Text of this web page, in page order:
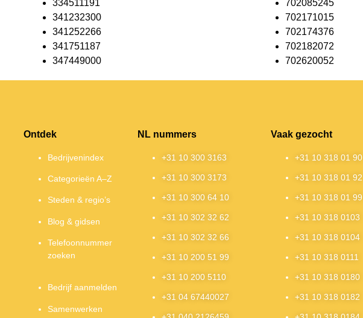
334511191
341232300
341252266
341751187
347449000
702085245
702171015
702174376
702182072
702620052
Ontdek
Bedrijvenindex
Categorieën A–Z
Steden & regio’s
Blog & gidsen
Telefoonnummer
zoeken
Bedrijf aanmelden
Samenwerken
NL nummers
+31 10 300 3163
+31 10 300 3173
+31 10 300 64 10
+31 10 302 32 62
+31 10 302 32 66
+31 10 200 51 99
+31 10 200 5110
+31 04 67440027
Vaak gezocht
+31 10 318 01 90
+31 10 318 01 92
+31 10 318 01 99
+31 10 318 0103
+31 10 318 0104
+31 10 318 0111
+31 10 318 0180
+31 10 318 0182